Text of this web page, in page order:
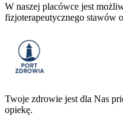
W naszej placówce jest
fizjoterapeutycznego stawów
Twoje zdrowie jest dla Nas
opiekę.